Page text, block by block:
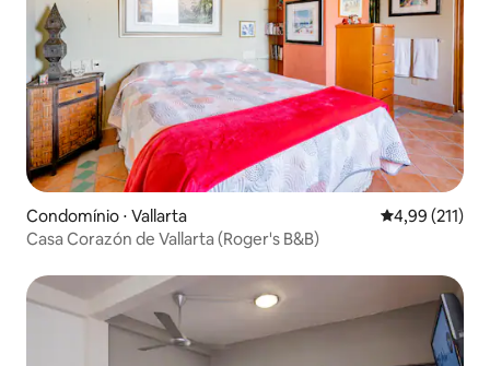
Condomínio ⋅ Vallarta 4,99 de uma
4,99 (211)
Casa Corazón de Vallarta (Roger's B&B)